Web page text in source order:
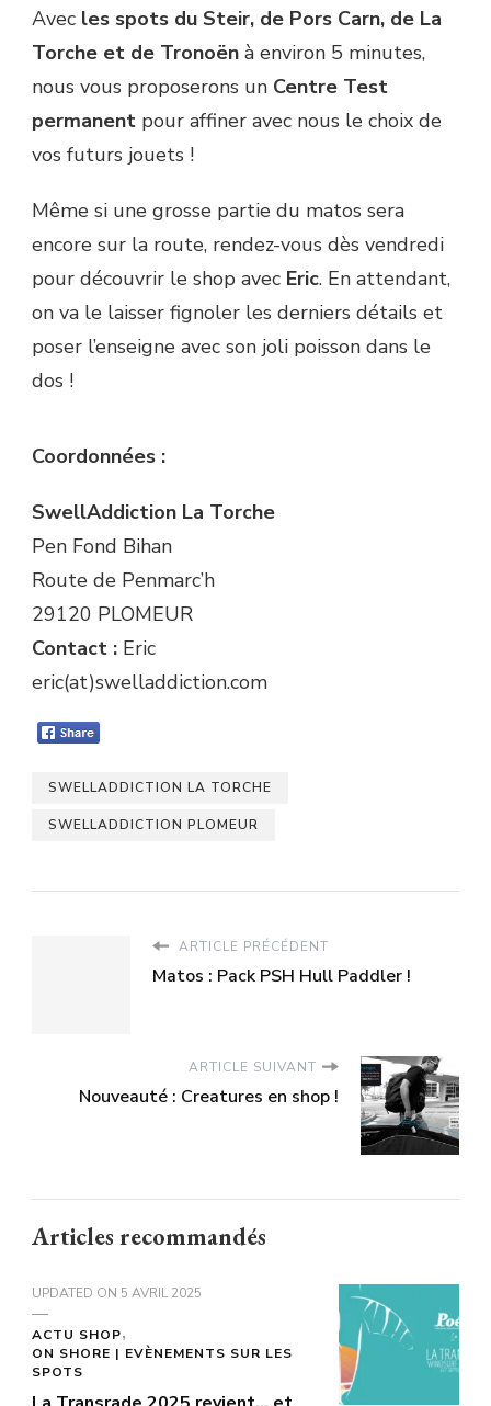
Avec les spots du Steir, de Pors Carn, de La
Torche et de Tronoën à environ 5 minutes,
nous vous proposerons un Centre Test
permanent pour affiner avec nous le choix de
vos futurs jouets !
Même si une grosse partie du matos sera
encore sur la route, rendez-vous dès vendredi
pour découvrir le shop avec Eric. En attendant,
on va le laisser fignoler les derniers détails et
poser l’enseigne avec son joli poisson dans le
dos !
Coordonnées :
SwellAddiction La Torche
Pen Fond Bihan
Route de Penmarc’h
29120 PLOMEUR
Contact : Eric
eric(at)swelladdiction.com
SWELLADDICTION LA TORCHE
SWELLADDICTION PLOMEUR
ARTICLE PRÉCÉDENT
Matos : Pack PSH Hull Paddler !
ARTICLE SUIVANT
Nouveauté : Creatures en shop !
Articles recommandés
UPDATED ON 5 AVRIL 2025
ACTU SHOP
ON SHORE | EVÈNEMENTS SUR LES
SPOTS